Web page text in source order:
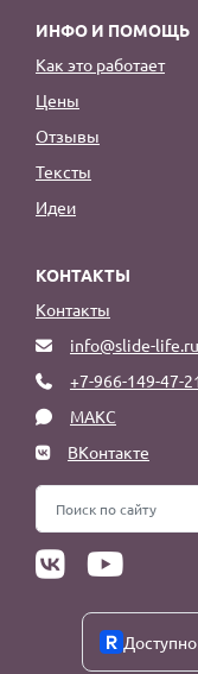
ИНФО И ПОМОЩЬ
Как это работает
Цены
Отзывы
Тексты
Идеи
КОНТАКТЫ
Контакты
info@slide-life.ru
+7-966-149-47-
МАКС
ВКонтакте